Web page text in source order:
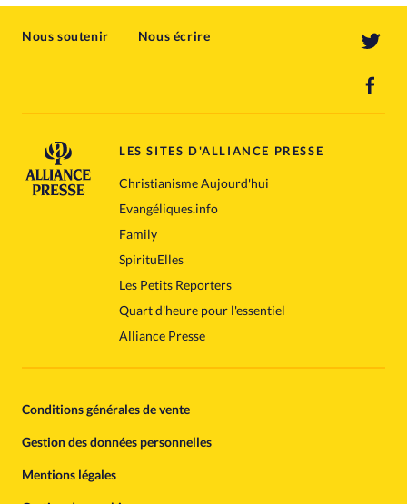
Nous soutenir Nous écrire
LES SITES D'ALLIANCE PRESSE
Christianisme Aujourd'hui
Evangéliques.info
Family
SpirituElles
Les Petits Reporters
Quart d'heure pour l'essentiel
Alliance Presse
Conditions générales de vente
Gestion des données personnelles
Mentions légales